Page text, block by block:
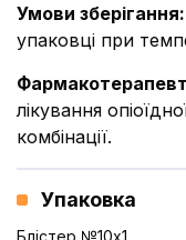
Умови зберігання:
упаковці при
лікування
комбінації.
Упаковка
Блістер №10x1